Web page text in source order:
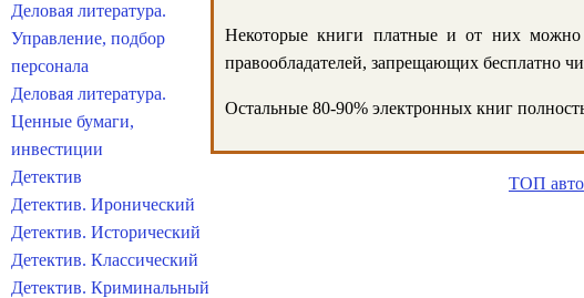
Некоторые книги платные и от них можно
правообладателей, запрещающих бесплатно
Остальные 80-90% электронных книг
ТОП
Деловая литература.
Управление, подбор
персонала
Деловая литература.
Ценные бумаги,
инвестиции
Детектив
Детектив. Иронический
Детектив. Исторический
Детектив. Классический
Детектив. Криминальный